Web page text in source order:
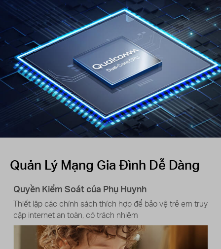
Quản Lý Mạng Gia Đình Dễ Dàng
Quyền Kiểm Soát của Phụ Huynh
Thiết lập các chính sách thích hợp để bảo vệ trẻ em truy
cập internet an toàn, có trách nhiệm